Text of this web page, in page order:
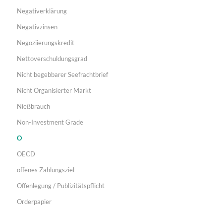
Negativerklärung
Negativzinsen
Negoziierungskredit
Nettoverschuldungsgrad
Nicht begebbarer Seefrachtbrief
Nicht Organisierter Markt
Nießbrauch
Non-Investment Grade
O
OECD
offenes Zahlungsziel
Offenlegung / Publizitätspflicht
Orderpapier